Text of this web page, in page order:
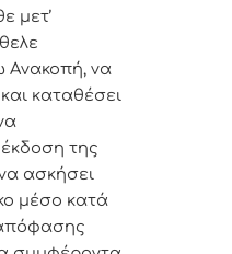
μετ’
Ανακοπή, να
καταθέσει
της
ασκήσει
μέσο κατά